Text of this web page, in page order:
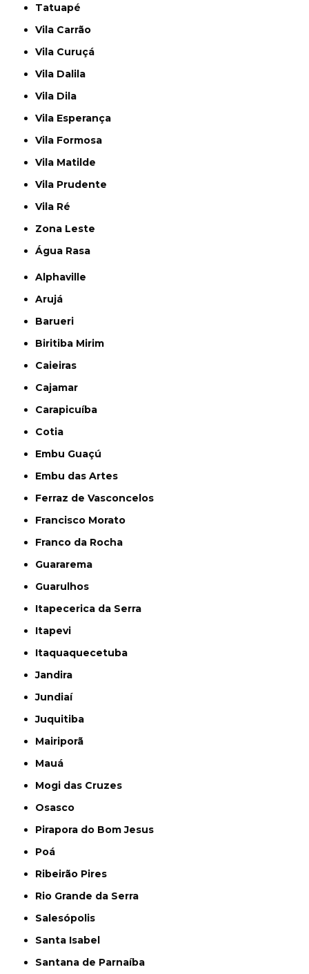
Tatuapé
Vila Carrão
Vila Curuçá
Vila Dalila
Vila Dila
Vila Esperança
Vila Formosa
Vila Matilde
Vila Prudente
Vila Ré
Zona Leste
Água Rasa
Alphaville
Arujá
Barueri
Biritiba Mirim
Caieiras
Cajamar
Carapicuíba
Cotia
Embu Guaçú
Embu das Artes
Ferraz de Vasconcelos
Francisco Morato
Franco da Rocha
Guararema
Guarulhos
Itapecerica da Serra
Itapevi
Itaquaquecetuba
Jandira
Jundiaí
Juquitiba
Mairiporã
Mauá
Mogi das Cruzes
Osasco
Pirapora do Bom Jesus
Poá
Ribeirão Pires
Rio Grande da Serra
Salesópolis
Santa Isabel
Santana de Parnaíba